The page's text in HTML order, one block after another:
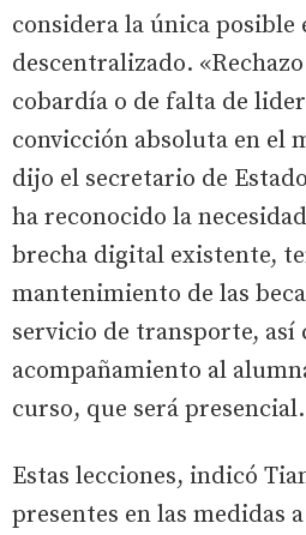
considera la única posible
descentralizado.
cobardía o de falta de
convicción absoluta en el
dijo el secretario de
ha reconocido la
brecha digital existente,
mantenimiento de las
servicio de transporte, así
acompañamiento al
curso, que será presencial.
Estas lecciones, indicó
presentes en las medidas